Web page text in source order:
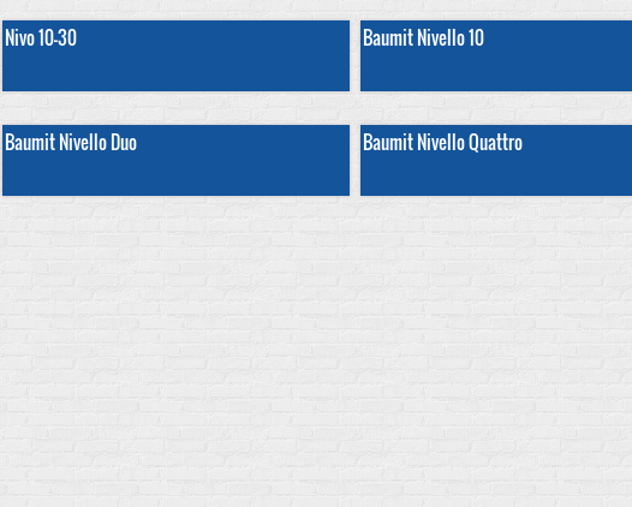
Nivo 10-30 Baumit Nivello 10
Baumit Nivello Duo Baumit Nivello Quattro